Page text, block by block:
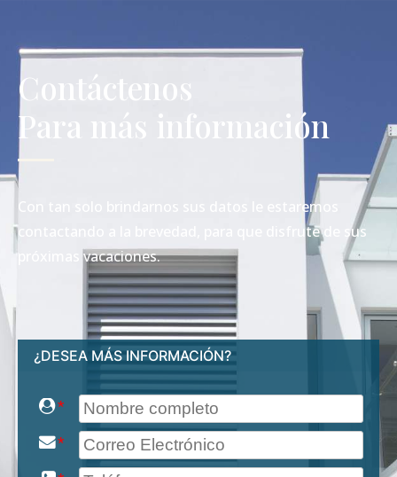
Contáctenos
Para más información
Con tan solo brindarnos sus datos le estaremos
contactando a la brevedad, para que disfrute de sus
próximas vacaciones.
¿DESEA MÁS INFORMACIÓN?